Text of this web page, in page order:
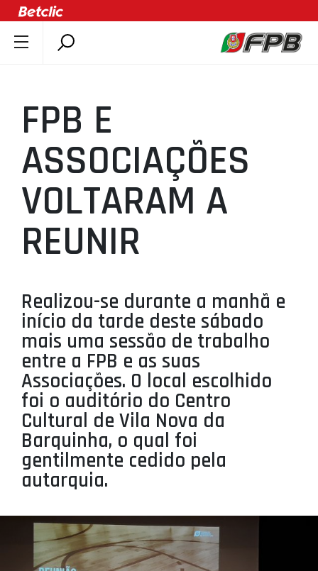
ÚLTIMAS
COMPETIÇÕES
ASSOCIAÇÕES
CLUBES
AGENTES
AGENDA
MINIBASQUETE
ÁREA TÉCNICA
PROJETOS
LIGA BETCLIC MASCULINA
LIGA BETCLIC FEMININA
FPB E
ASSOCIAÇÕES
VOLTARAM A
REUNIR
Realizou-se durante a manhã e
início da tarde deste sábado
mais uma sessão de trabalho
entre a FPB e as suas
Associações. O local escolhido
foi o auditório do Centro
Cultural de Vila Nova da
Barquinha, o qual foi
gentilmente cedido pela
autarquia.